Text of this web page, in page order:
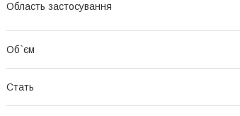
Область застосування
Об`єм
Стать